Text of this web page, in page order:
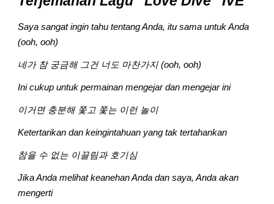
Saya sangat ingin tahu tentang Anda, itu sama untuk Anda
(ooh, ooh)
네가 참 궁금해 그건 너도 마찬가지 (ooh, ooh)
Ini cukup untuk permainan mengejar dan mengejar ini
이거면 충분해 쫓고 쫓는 이런 놀이
Ketertarikan dan keingintahuan yang tak tertahankan
참을 수 없는 이끌림과 호기심
Jika Anda melihat keanehan Anda dan saya, Anda akan
mengerti